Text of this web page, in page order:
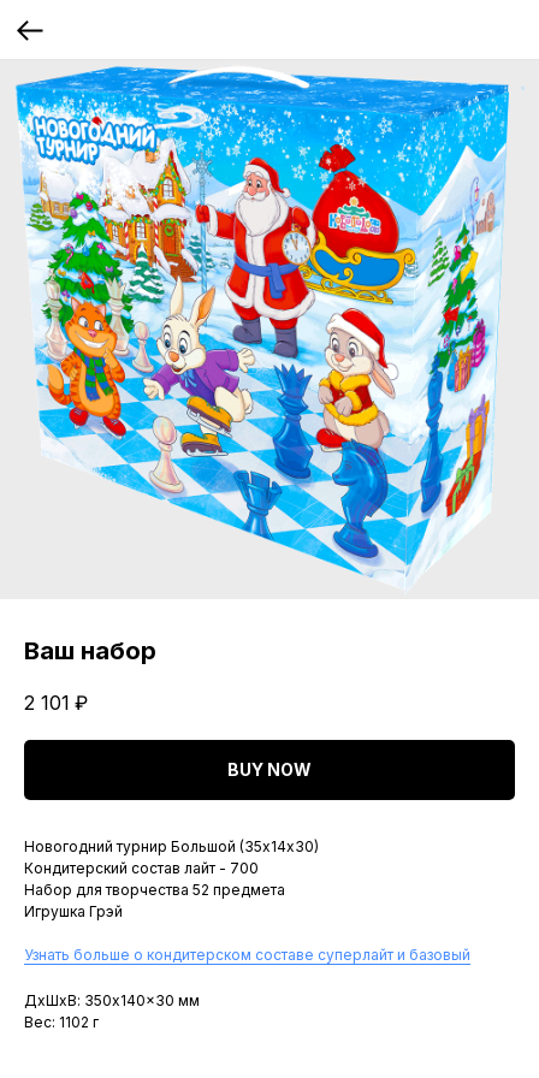
Ваш набор
2 101 ₽
BUY NOW
Новогодний турнир Большой (35х14х30)
Кондитерский состав лайт - 700
Набор для творчества 52 предмета
Игрушка Грэй
Узнать больше о кондитерском составе суперлайт и базовый
ДxШxВ: 350x140x30 мм
Вес: 1102 г